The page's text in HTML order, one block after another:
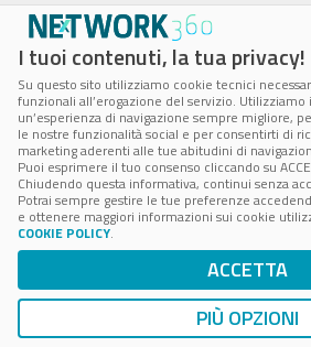
I tuoi contenuti, la tua privacy!
Su questo sito utilizziamo cookie tecnici
funzionali all’erogazione del servizio.
un’esperienza di navigazione sempre migliore,
le nostre funzionalità social e per consentirti di
marketing aderenti alle tue abitudini di
Puoi esprimere il tuo consenso cliccando su
Chiudendo questa informativa, continui senza
Potrai sempre gestire le tue preferenze
e ottenere maggiori informazioni sui cookie
COOKIE POLICY.
ACCETTA
PIÙ OPZIONI